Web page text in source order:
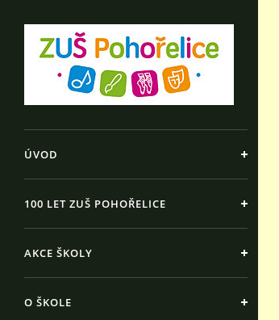
ÚVOD
100 LET ZUŠ POHOŘELICE
AKCE ŠKOLY
O ŠKOLE